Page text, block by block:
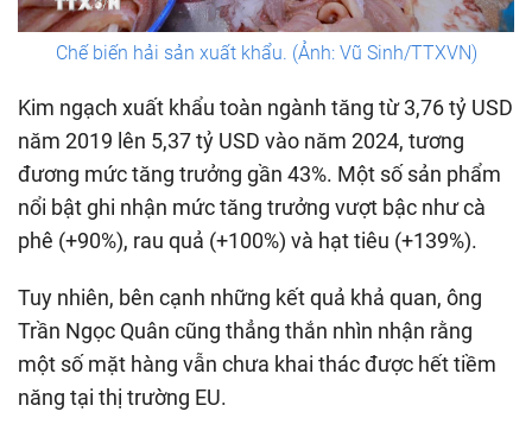
Chế biến hải sản xuất khẩu. (Ảnh: Vũ Sinh/TTXVN)
Kim ngạch xuất khẩu toàn ngành tăng từ 3,76 tỷ USD
năm 2019 lên 5,37 tỷ USD vào năm 2024, tương
đương mức tăng trưởng gần 43%. Một số sản phẩm
nổi bật ghi nhận mức tăng trưởng vượt bậc như cà
phê (+90%), rau quả (+100%) và hạt tiêu (+139%).
Tuy nhiên, bên cạnh những kết quả khả quan, ông
Trần Ngọc Quân cũng thẳng thắn nhìn nhận rằng
một số mặt hàng vẫn chưa khai thác được hết tiềm
năng tại thị trường EU.